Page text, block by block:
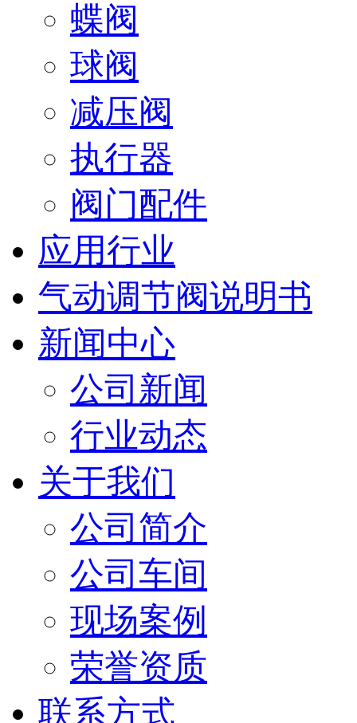
蝶阀
球阀
减压阀
执行器
阀门配件
应用行业
气动调节阀说明书
新闻中心
公司新闻
行业动态
关于我们
公司简介
公司车间
现场案例
荣誉资质
联系方式